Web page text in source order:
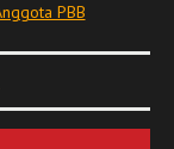
PBB